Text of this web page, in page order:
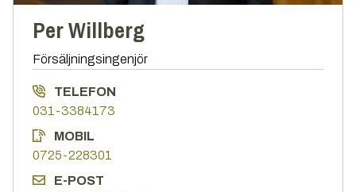
Per Willberg
Försäljningsingenjör
TELEFON
031-3384173
MOBIL
0725-228301
E-POST